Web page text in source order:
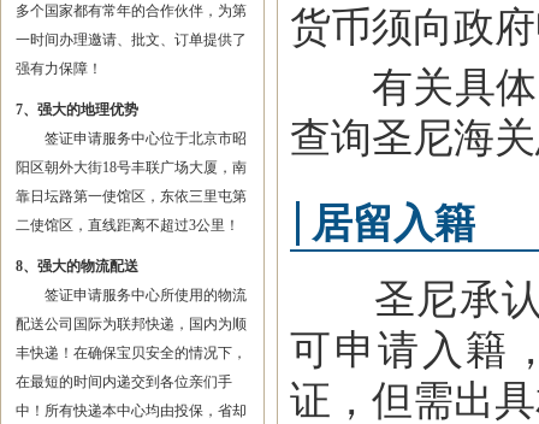
多个国家都有常年的合作伙伴，为第
一时间办理邀请、批文、订单提供了
强有力保障！
7、强大的地理优势
签证申请服务中心位于北京市昭
阳区朝外大街18号丰联广场大厦，南
靠日坛路第一使馆区，东依三里屯第
二使馆区，直线距离不超过3公里！
8、强大的物流配送
签证申请服务中心所使用的物流
配送公司国际为联邦快递，国内为顺
丰快递！在确保宝贝安全的情况下，
在最短的时间内递交到各位亲们手
中！所有快递本中心均由投保，省却
货币须向政
有关具体
查询圣尼海
居留入籍
圣尼承认
可申请入籍
证，但需出